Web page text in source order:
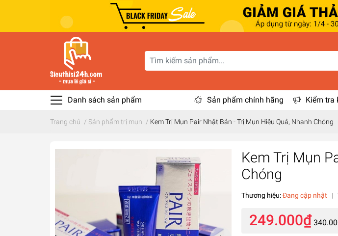
Danh sách sản phẩm Sản phẩm chính hãng Kiểm tra
Trang chủ / Sản phẩm trị mụn / Kem Trị Mụn Pair Nhật Bản - Trị Mụn Hiệu Quả, Nhanh Chóng
Kem Trị Mụn
Chóng
Thương hiệu:Đang cập nhật |
249.000₫